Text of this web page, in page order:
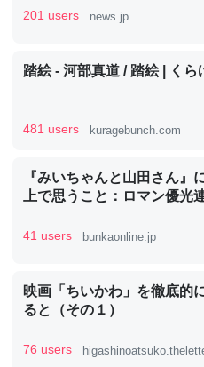
論文では「淡水はカルシウム
チンを強化してる筈だが、酵
類だと殻を無くしてナメクジ
─ニュース :: 【研究発表】昆虫学
201 users news.jp
踏絵 - 河部真道 / 踏絵 | くら
481 users kuragebunch.com
『みいちゃんと山田さん』
上で思うこと：ロマン優光
41 users bunkaonline.jp
映画「ちいかわ」を徹底的
ると（その１）
76 users